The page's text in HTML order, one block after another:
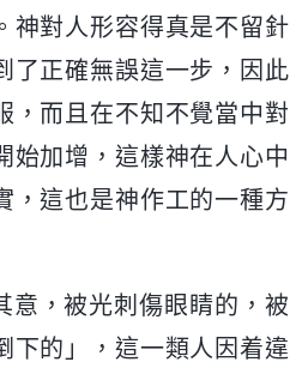
神對人形容得真是不留針
了正確無誤這一步，因此
，而且在不知不覺當中對
始加增，這樣神在人心中
，這也是神作工的一種方
意，被光刺傷眼睛的，被
下的」，這一類人因着違